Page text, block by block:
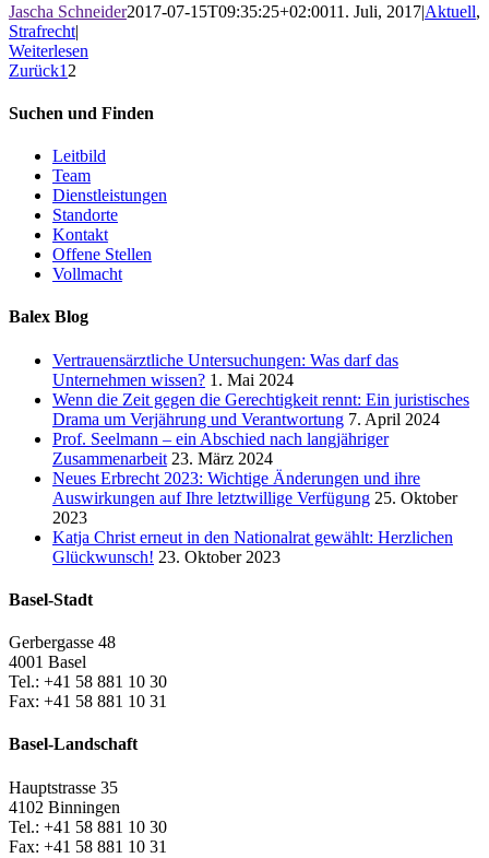
Jascha Schneider2017-07-15T09:35:25+02:0011. Juli, 2017|Aktuell,
Strafrecht|
Weiterlesen
Zurück1 2
Suchen und Finden
Leitbild
Team
Dienstleistungen
Standorte
Kontakt
Offene Stellen
Vollmacht
Balex Blog
Vertrauensärztliche Untersuchungen: Was darf das
Unternehmen wissen? 1. Mai 2024
Wenn die Zeit gegen die Gerechtigkeit rennt: Ein juristisches
Drama um Verjährung und Verantwortung 7. April 2024
Prof. Seelmann – ein Abschied nach langjähriger
Zusammenarbeit 23. März 2024
Neues Erbrecht 2023: Wichtige Änderungen und ihre
Auswirkungen auf Ihre letztwillige Verfügung 25. Oktober
2023
Katja Christ erneut in den Nationalrat gewählt: Herzlichen
Glückwunsch! 23. Oktober 2023
Basel-Stadt
Gerbergasse 48
4001 Basel
Tel.: +41 58 881 10 30
Fax: +41 58 881 10 31
Basel-Landschaft
Hauptstrasse 35
4102 Binningen
Tel.: +41 58 881 10 30
Fax: +41 58 881 10 31